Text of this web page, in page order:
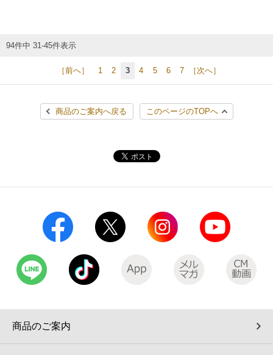
94件中 31-45件表示
［前へ］ 1 2 3 4 5 6 7 ［次へ］
商品のご案内へ戻る このページのTOPへ
商品のご案内